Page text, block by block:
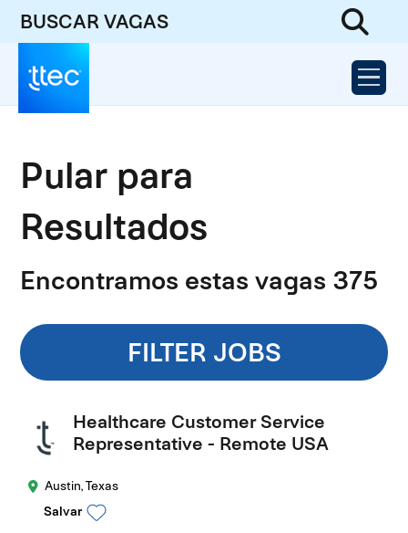
BUSCAR VAGAS
Pular para
Resultados
Encontramos estas vagas 375
FILTER JOBS
Healthcare Customer Service
Representative - Remote USA
Austin, Texas
Salvar